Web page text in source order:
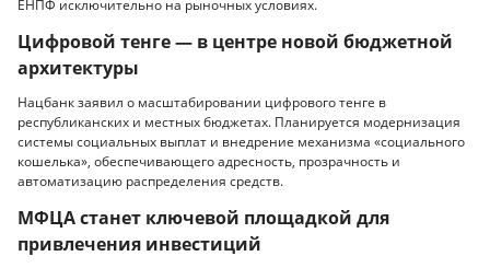
ЕНПФ исключительно на рыночных условиях.
Цифровой тенге — в центре новой бюджетной
архитектуры
Нацбанк заявил о масштабировании цифрового тенге в
республиканских и местных бюджетах. Планируется модернизация
системы социальных выплат и внедрение механизма «социального
кошелька», обеспечивающего адресность, прозрачность и
автоматизацию распределения средств.
МФЦА станет ключевой площадкой для
привлечения инвестиций